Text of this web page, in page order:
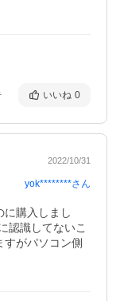
いいね 0
2022/10/31
yok********さん
に購入しまし
認識してないこ
すがパソコン側